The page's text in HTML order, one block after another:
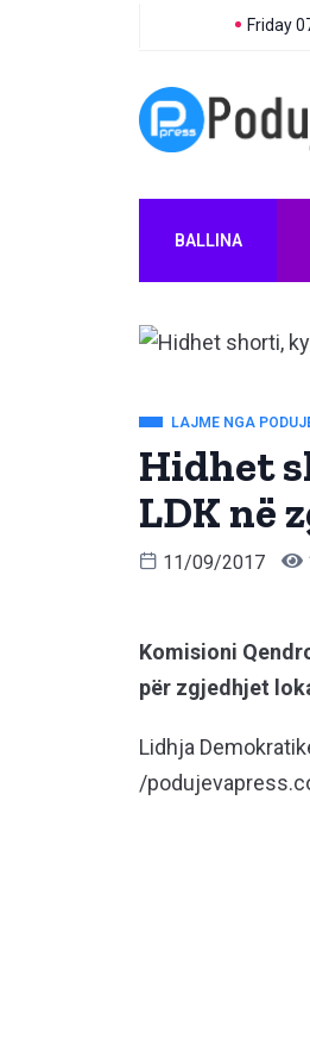
Friday
BALLINA
LAJME NGA
Hidhet
LDK në
11/09/2017
Komisioni
për zgjedhjet
Lidhja
/